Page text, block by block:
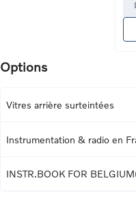
Options
Vitres arrière surteintées
Instrumentation & radio en
INSTR.BOOK FOR